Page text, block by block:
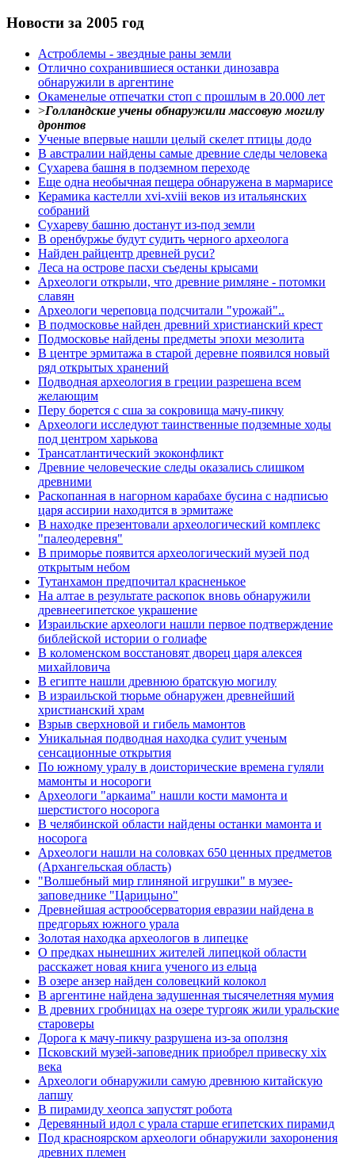
Новости за 2005 год
Астроблемы - звездные раны земли
Отлично сохранившиеся останки динозавра
обнаружили в аргентине
Окаменелые отпечатки стоп с прошлым в 20.000 лет
>Голландские учены обнаружили массовую могилу
дронтов
Ученые впервые нашли целый скелет птицы додо
В австралии найдены самые древние следы человека
Сухарева башня в подземном переходе
Еще одна необычная пещера обнаружена в мармарисе
Керамика кастелли xvi-xviii веков из итальянских
собраний
Сухареву башню достанут из-под земли
В оренбуржье будут судить черного археолога
Найден райцентр древней руси?
Леса на острове пасхи съедены крысами
Археологи открыли, что древние римляне - потомки
славян
Археологи череповца подсчитали "урожай"..
В подмосковье найден древний христианский крест
Подмосковье найдены предметы эпохи мезолита
В центре эрмитажа в старой деревне появился новый
ряд открытых хранений
Подводная археология в греции разрешена всем
желающим
Перу борется с сша за сокровища мачу-пикчу
Археологи исследуют таинственные подземные ходы
под центром харькова
Трансатлантический экоконфликт
Древние человеческие следы оказались слишком
древними
Раскопанная в нагорном карабахе бусина с надписью
царя ассирии находится в эрмитаже
В находке презентовали археологический комплекс
"палеодеревня"
В приморье появится археологический музей под
открытым небом
Тутанхамон предпочитал красненькое
На алтае в результате раскопок вновь обнаружили
древнеегипетское украшение
Израильские археологи нашли первое подтверждение
библейской истории о голиафе
В коломенском восстановят дворец царя алексея
михайловича
В египте нашли древнюю братскую могилу
В израильской тюрьме обнаружен древнейший
христианский храм
Взрыв сверхновой и гибель мамонтов
Уникальная подводная находка сулит ученым
сенсационные открытия
По южному уралу в доисторические времена гуляли
мамонты и носороги
Археологи "аркаима" нашли кости мамонта и
шерстистого носорога
В челябинской области найдены останки мамонта и
носорога
Археологи нашли на соловках 650 ценных предметов
(Архангельская область)
"Волшебный мир глиняной игрушки" в музее-
заповеднике "Царицыно"
Древнейшая астрообсерватория евразии найдена в
предгорьях южного урала
Золотая находка археологов в липецке
О предках нынешних жителей липецкой области
расскажет новая книга ученого из ельца
В озере анзер найден соловецкий колокол
В аргентине найдена задушенная тысячелетняя мумия
В древних гробницах на озере тургояк жили уральские
староверы
Дорога к мачу-пикчу разрушена из-за оползня
Псковский музей-заповедник приобрел привеску xix
века
Археологи обнаружили самую древнюю китайскую
лапшу
В пирамиду хеопса запустят робота
Деревянный идол с урала старше египетских пирамид
Под красноярском археологи обнаружили захоронения
древних племен